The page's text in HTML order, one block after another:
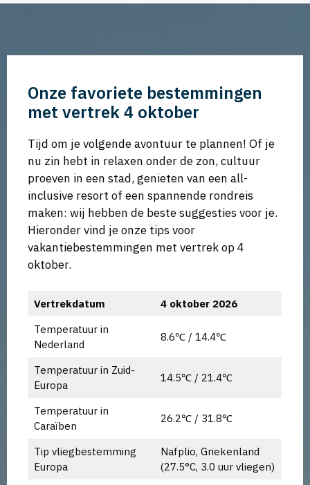
Onze favoriete bestemmingen
met vertrek 4 oktober
Tijd om je volgende avontuur te plannen! Of je
nu zin hebt in relaxen onder de zon, cultuur
proeven in een stad, genieten van een all-
inclusive resort of een spannende rondreis
maken: wij hebben de beste suggesties voor je.
Hieronder vind je onze tips voor
vakantiebestemmingen met vertrek op 4
oktober.
Vertrekdatum
4 oktober 2026
Temperatuur in
Nederland
8.6℃ / 14.4℃
Temperatuur in Zuid-
Europa
14.5℃ / 21.4℃
Temperatuur in
Caraïben
26.2℃ / 31.8℃
Tip vliegbestemming
Europa
Nafplio, Griekenland
(27.5°C, 3.0 uur vliegen)